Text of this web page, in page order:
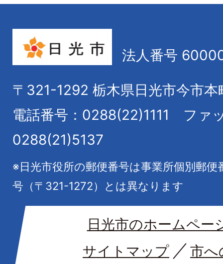
法人番号
〒321-1292 栃木県日光市今市本
電話番号：0288(22)1111
ファ
0288(21)5137
※日光市役所の郵便番号は事業所個別郵
号（〒321-1272）とは異なります
日光市のホームペー
サイトマップ
市へ